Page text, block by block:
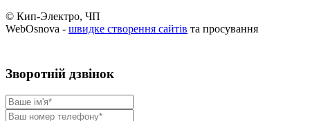
© Кип-Электро, ЧП
WebOsnova - швидке створення сайтів та просування
Зворотнiй дзвiнок